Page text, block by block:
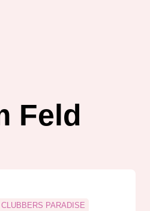
Feld
CLUBBERS PARADISE